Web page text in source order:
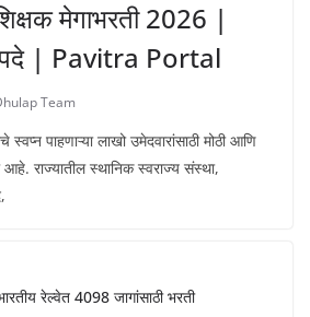
शिक्षक मेगाभरती 2026 |
पदे | Pavitra Portal
Team
स्वप्न पाहणाऱ्या लाखो उमेदवारांसाठी मोठी आणि
आहे. राज्यातील स्थानिक स्वराज्य संस्था,
रेल्वेत 4098 जागांसाठी भरती